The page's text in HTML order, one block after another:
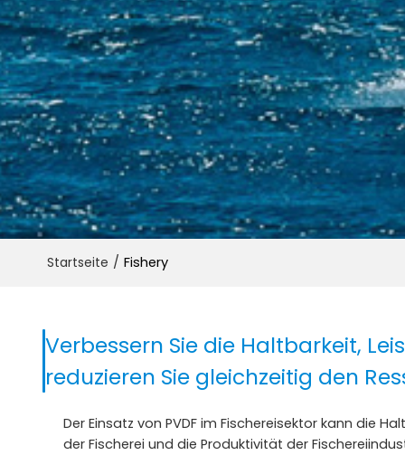
Startseite / Fishery
Verbessern Sie die Haltbarkeit,
reduzieren Sie gleichzeitig den
Der Einsatz von PVDF im Fischereisektor kann die
der Fischerei und die Produktivität der